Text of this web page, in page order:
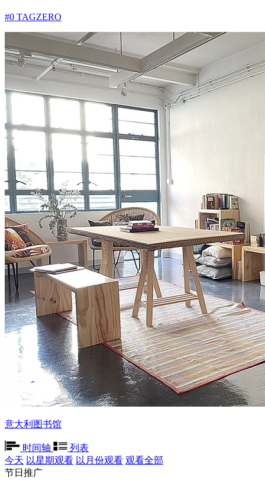
#0 TAGZERO
意大利图书馆
时间轴
列表
今天 以星期观看 以月份观看 观看全部
节日推广